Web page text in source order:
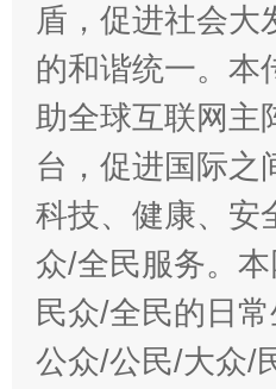
盾，促进社会大
的和谐统一。本
助全球互联网主
台，促进国际之
科技、健康、安
众/全民服务。
民众/全民的日
公众/公民/大众/